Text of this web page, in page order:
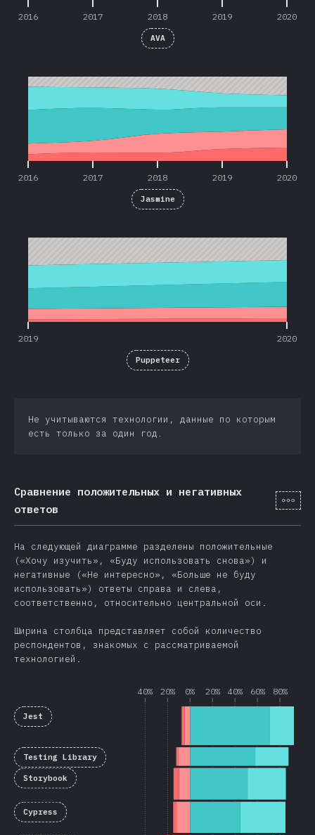
2016 2017 2018 2019 2020
AVA
2016 2017 2018 2019 2020
Jasmine
2019 2020
Puppeteer
Не учитываются технологии, данные по которым
есть только за один год.
Сравнение положительных и негативных
ответов
[ru-
На следующей диаграмме разделены положительные
(«Хочу изучить», «Буду использовать снова») и
негативные («Не интересно», «Больше не буду
использовать») ответы справа и слева,
соответственно, относительно центральной оси.
Ширина столбца представляет собой количество
респондентов, знакомых с рассматриваемой
технологией.
40% 20% 0% 20% 40% 60% 80%
Jest
Testing Library
Storybook
Cypress